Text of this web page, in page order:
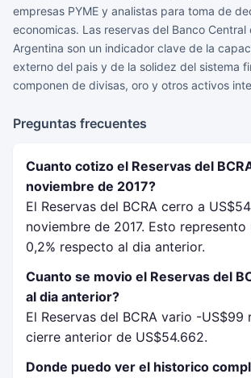
empresas PYME y analistas para toma de
economicas. Las reservas del Banco Central
Argentina son un indicador clave de la
externo del pais y de la solidez del sistema
componen de divisas, oro y otros activos
Preguntas frecuentes
Cuanto cotizo el Reservas del
noviembre de 2017?
El Reservas del BCRA cerro a
noviembre de 2017. Esto represento
0,2% respecto al dia anterior.
Cuanto se movio el Reservas del
al dia anterior?
El Reservas del BCRA vario -US$99
cierre anterior de US$54.662.
Donde puedo ver el historico